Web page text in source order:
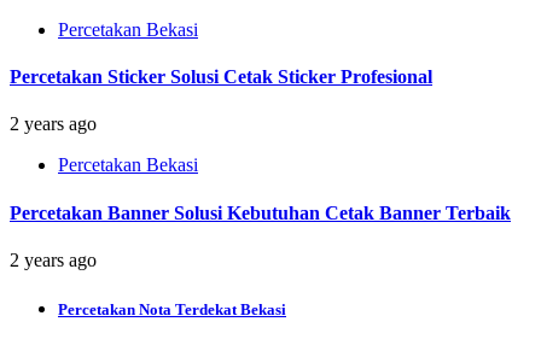
Percetakan Bekasi
Percetakan Sticker Solusi Cetak Sticker Profesional
2 years ago
Percetakan Bekasi
Percetakan Banner Solusi Kebutuhan Cetak Banner Terbaik
2 years ago
Percetakan Nota Terdekat Bekasi